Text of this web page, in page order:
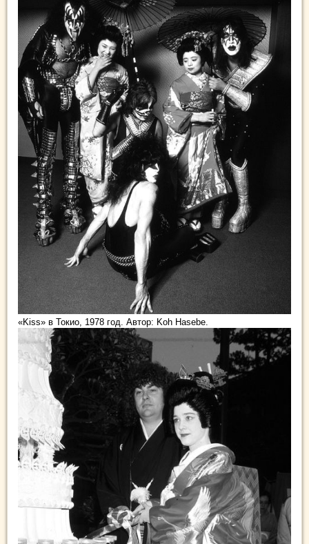
«Kiss» в Токио, 1978 год. Автор: Koh Hasebe.